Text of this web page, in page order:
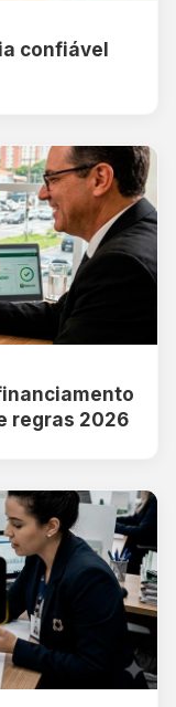
confiável
regras 2026